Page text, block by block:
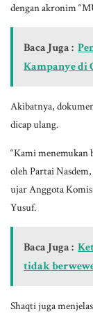
dengan akronim
Baca Juga :
Kampanye di
Akibatnya,
dicap ulang.
“Kami menemukan
oleh Partai
ujar Anggota
Yusuf.
Baca Juga :
tidak
Shaqti juga